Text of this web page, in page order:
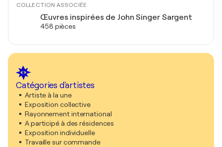
COLLECTION ASSOCIÉE
Œuvres inspirées de John Singer Sargent
458 pièces
Catégories d'artistes
Artiste à la une
Exposition collective
Rayonnement international
A participé à des résidences
Exposition individuelle
Travaille sur commande